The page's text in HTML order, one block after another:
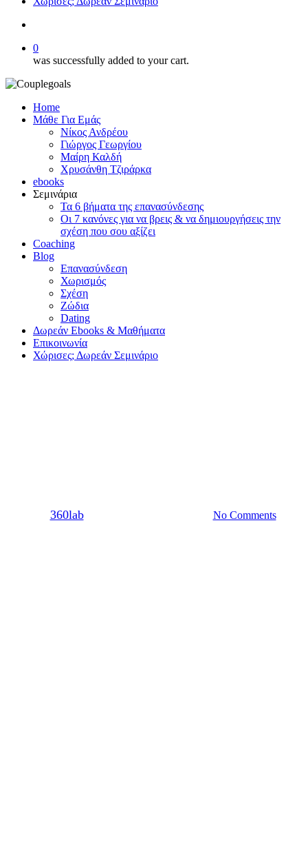
0
was successfully added to your cart.
Home
Μάθε Για Εμάς
Νίκος Ανδρέου
Γιώργος Γεωργίου
Μαίρη Καλδή
Χρυσάνθη Τζιράρκα
ebooks
Σεμινάρια
Τα 6 βήματα της επανασύνδεσης
Οι 7 κανόνες για να βρεις & να δημιουργήσεις την
σχέση που σου αξίζει
Coaching
Blog
Επανασύνδεση
Χωρισμός
Σχέση
Ζώδια
Dating
Δωρεάν Ebooks & Μαθήματα
Επικοινωνία
Χώρισες; Δωρεάν Σεμινάριο
360lab02/06/2020 No Comments